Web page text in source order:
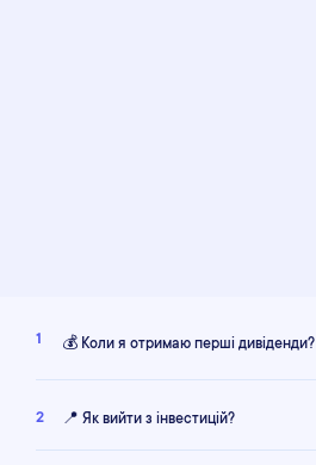
1 💰 Коли я отримаю перші дивіденди?
2 📍 Як вийти з інвестицій?